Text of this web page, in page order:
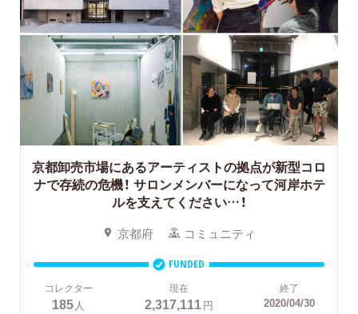
京都卸売市場にあるアーティストの拠点が新型コロ
ナで存続の危機！ サロンメンバーになって河岸ホテ
ルを支えてください…！
京都府 コミュニティ
FUNDED
コレクター
185人
現在
2,317,111円
終了
2020/04/30